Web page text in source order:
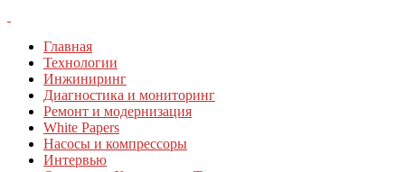
Главная
Технологии
Инжиниринг
Диагностика и мониторинг
Ремонт и модернизация
White Papers
Насосы и компрессоры
Интервью